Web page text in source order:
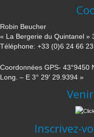
Robin Beucher
« La Bergerie du Quintanel »
Téléphone: +33 (0)6 24 66
Coordonnées GPS- 43°9450
Long. – E 3° 29′ 29.9394 »
Inscrivez-